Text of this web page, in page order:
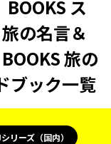
ス
の名言＆
旅の
ブック一覧
リーズ（国内）